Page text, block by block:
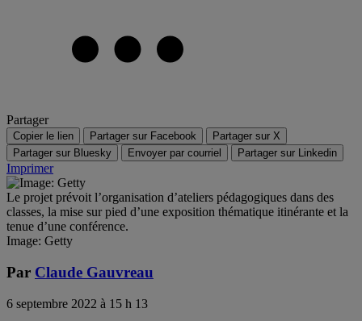
Partager
Copier le lien Partager sur Facebook
Partager sur X
Partager sur Bluesky
Envoyer par courriel Partager sur Linkedin
Imprimer
Le projet prévoit l’organisation d’ateliers pédagogiques dans des
classes, la mise sur pied d’une exposition thématique itinérante et la
tenue d’une conférence.
Image: Getty
Par Claude Gauvreau
6 septembre 2022 à 15 h 13